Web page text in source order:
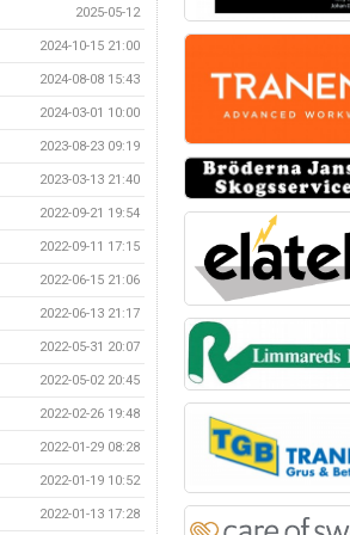
2025-05-12
2024-10-15 21:00
2024-08-08 15:43
2024-03-01 10:00
2023-08-23 09:19
2023-03-13 21:40
2022-09-21 19:54
2022-09-11 17:15
2022-06-15 21:06
2022-06-13 21:17
2022-05-31 20:07
2022-05-02 20:45
2022-02-26 19:48
2022-01-29 08:28
2022-01-19 10:52
2022-01-13 17:28